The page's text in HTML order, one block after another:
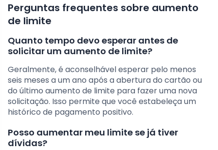
Perguntas frequentes sobre aumento
de limite
Quanto tempo devo esperar antes de
solicitar um aumento de limite?
Geralmente, é aconselhável esperar pelo menos
seis meses a um ano após a abertura do cartão ou
do último aumento de limite para fazer uma nova
solicitação. Isso permite que você estabeleça um
histórico de pagamento positivo.
Posso aumentar meu limite se já tiver
dívidas?